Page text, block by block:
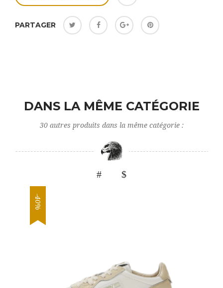
PARTAGER
DANS LA MÊME CATÉGORIE
30 autres produits dans la même catégorie :
-40%